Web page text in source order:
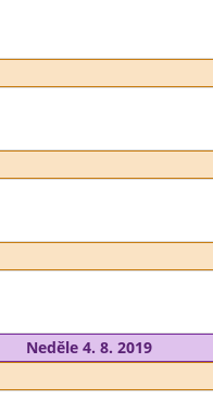
Neděle 4. 8. 2019